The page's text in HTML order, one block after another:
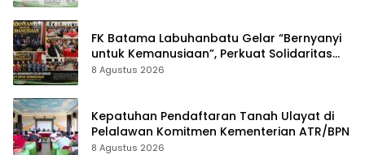
FK Batama Labuhanbatu Gelar “Bernyanyi
untuk Kemanusiaan”, Perkuat Solidaritas
dan Kepedulian Sosial
8 Agustus 2026
Kepatuhan Pendaftaran Tanah Ulayat di
Pelalawan Komitmen Kementerian ATR/BPN
8 Agustus 2026